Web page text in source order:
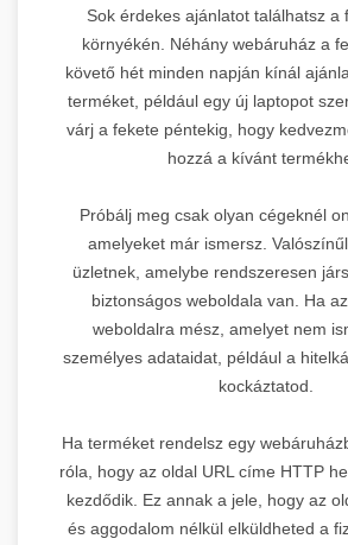
Sok érdekes ajánlatot találhatsz a
környékén. Néhány webáruház a
követő hét minden napján kínál
terméket, például egy új laptopot
várj a fekete péntekig, hogy
hozzá a kívánt
Próbálj meg csak olyan cégeknél
amelyeket már ismersz.
üzletnek, amelybe rendszeresen
biztonságos weboldala van. Ha
weboldalra mész, amelyet nem
személyes adataidat, például a
kockáztatod.
Ha terméket rendelsz egy
róla, hogy az oldal URL címe HTTP
kezdődik. Ez annak a jele, hogy az
és aggodalom nélkül elküldheted a